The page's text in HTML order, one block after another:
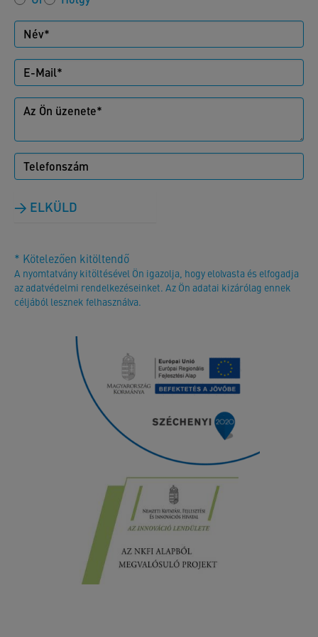
ELKÜLD
* Kötelezően kitöltendő
A nyomtatvány kitöltésével Ön igazolja, hogy elolvasta és elfogadja
az adatvédelmi rendelkezéseinket. Az Ön adatai kizárólag ennek
céljából lesznek felhasználva.